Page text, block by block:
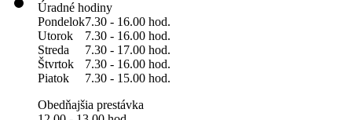
Úradné hodiny
Pondelok7.30 - 16.00 hod.
Utorok
7.30 - 16.00 hod.
Streda
7.30 - 17.00 hod.
Štvrtok
7.30 - 16.00 hod.
Piatok
7.30 - 15.00 hod.
Obedňajšia prestávka